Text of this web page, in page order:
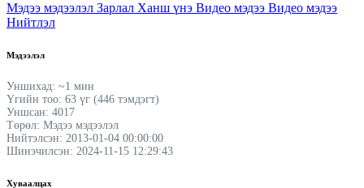
Мэдээ мэдээлэл Зарлал Ханш үнэ Видео мэдээ Видео мэдээ
Нийтлэл
Мэдээлэл
Уншихад: ~1 мин
Үгийн тоо: 63 үг (446 тэмдэгт)
Уншсан: 4017
Төрөл: Мэдээ мэдээлэл
Нийтэлсэн: 2013-01-04 00:00:00
Шинэчилсэн: 2024-11-15 12:29:43
Хуваалцах